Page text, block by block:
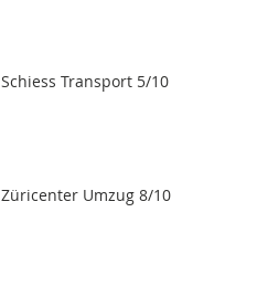
Schiess Transport 5/10
Züricenter Umzug 8/10